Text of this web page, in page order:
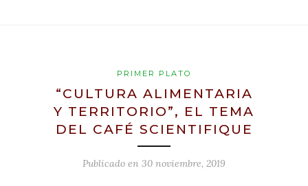
PRIMER PLATO
“CULTURA ALIMENTARIA
Y TERRITORIO”, EL TEMA
DEL CAFÉ SCIENTIFIQUE
Publicado en 30 noviembre, 2019